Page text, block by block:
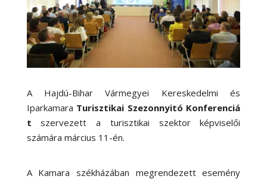
A Hajdú-Bihar Vármegyei Kereskedelmi és
Iparkamara Turisztikai Szezonnyitó Konferenciá
t szervezett a turisztikai szektor képviselői
számára március 11-én.
A Kamara székházában megrendezett esemény